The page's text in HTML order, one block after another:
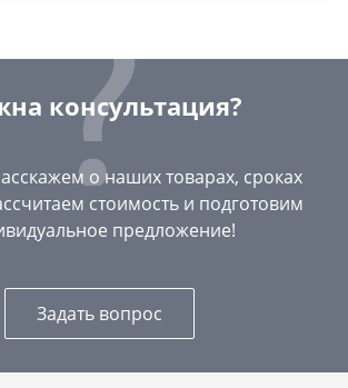
консультация?
о наших товарах, сроках
стоимость и подготовим
предложение!
Задать вопрос